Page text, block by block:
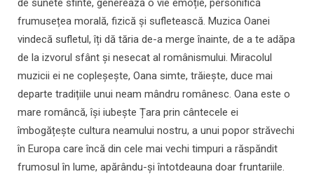
de sunete sfinte, generează o vie emoție, personifică
frumusețea morală, fizică și sufletească. Muzica Oanei
vindecă sufletul, îți dă tăria de-a merge înainte, de a te adăpa
de la izvorul sfânt și nesecat al românismului. Miracolul
muzicii ei ne copleșește, Oana simte, trăiește, duce mai
departe tradițiile unui neam mândru românesc. Oana este o
mare româncă, își iubește Țara prin cântecele ei
îmbogățește cultura neamului nostru, a unui popor străvechi
în Europa care încă din cele mai vechi timpuri a răspăndit
frumosul în lume, apărându-şi întotdeauna doar fruntariile.